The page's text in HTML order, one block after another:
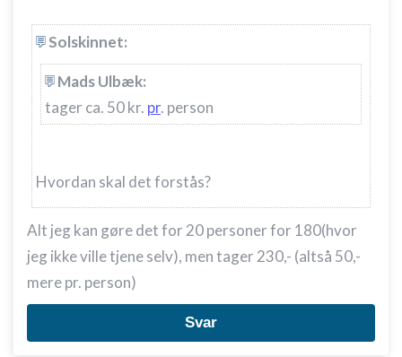
Solskinnet:
Mads Ulbæk:
tager ca. 50 kr. pr. person
Hvordan skal det forstås?
Alt jeg kan gøre det for 20 personer for 180(hvor
jeg ikke ville tjene selv), men tager 230,- (altså 50,-
mere pr. person)
Svar